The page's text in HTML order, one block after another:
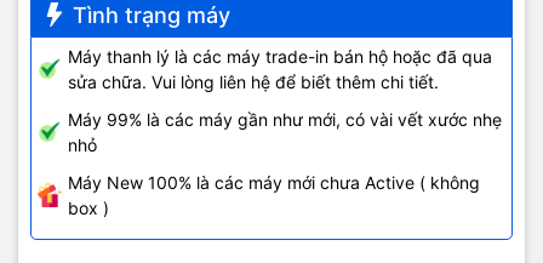
Tình trạng máy
Máy thanh lý là các máy trade-in bán hộ hoặc đã qua
sửa chữa. Vui lòng liên hệ để biết thêm chi tiết.
Máy 99% là các máy gần như mới, có vài vết xước nhẹ
nhỏ
Máy New 100% là các máy mới chưa Active ( không
box )